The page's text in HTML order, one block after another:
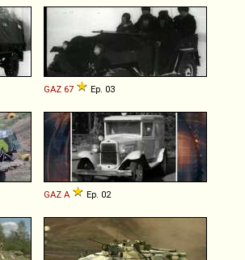
GAZ 67 Ep. 03
GAZ A Ep. 02